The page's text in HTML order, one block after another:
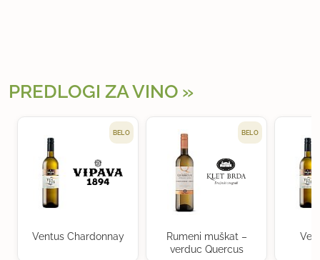
PREDLOGI ZA VINO
BELO
Ventus Chardonnay
BELO
Rumeni muškat –
verduc Quercus